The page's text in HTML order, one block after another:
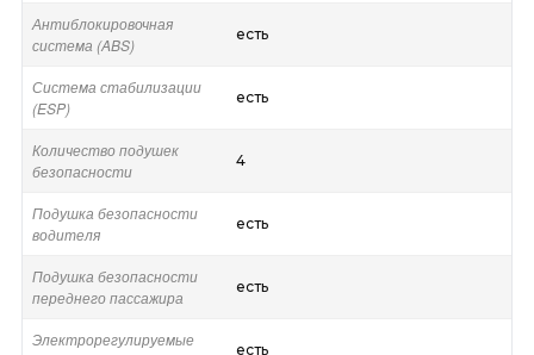
Антиблокировочная
система (ABS)
есть
Система стабилизации
(ESP)
есть
Количество подушек
безопасности
4
Подушка безопасности
водителя
есть
Подушка безопасности
переднего пассажира
есть
Электрорегулируемые
есть